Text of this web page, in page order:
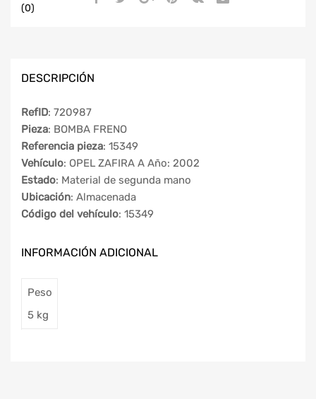
(0)
DESCRIPCIÓN
RefID: 720987
Pieza: BOMBA FRENO
Referencia pieza: 15349
Vehículo: OPEL ZAFIRA A Año: 2002
Estado: Material de segunda mano
Ubicación: Almacenada
Código del vehículo: 15349
INFORMACIÓN ADICIONAL
Peso
5 kg